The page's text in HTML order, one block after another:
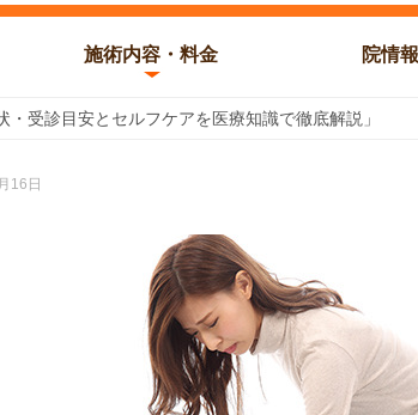
施術内容・料金 院情
・受診目安とセルフケアを医療知識で徹底解説」
16日